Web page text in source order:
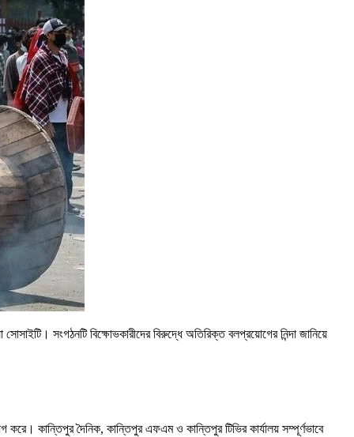
সংগঠনটি বিক্ষোভকারীদের বিরুদ্ধে অতিরিক্ত বলপ্রয়োগের নিন্দা জানিয়ে
করে। কান্তিপুর দৈনিক, কান্তিপুর এফএম ও কান্তিপুর টিভির কার্যালয় সম্পূর্ণভাবে